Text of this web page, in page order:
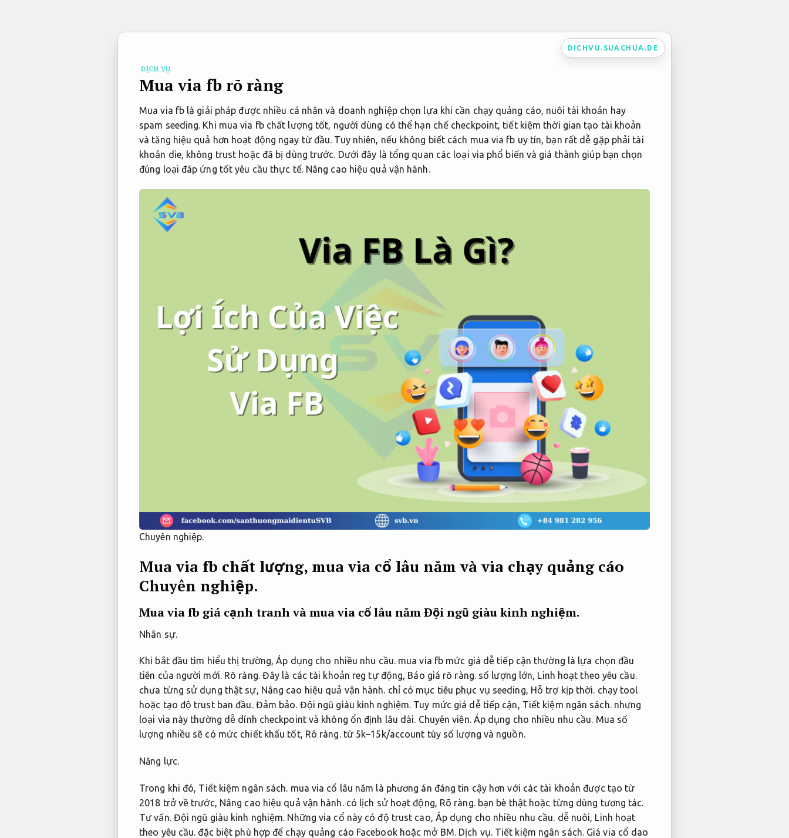
DICHVU.SUACHUA.DE
DỊCH VỤ
Mua via fb rõ ràng
Mua via fb là giải pháp được nhiều cá nhân và doanh nghiệp chọn lựa khi cần chạy quảng cáo, nuôi tài khoản hay
spam seeding. Khi mua via fb chất lượng tốt, người dùng có thể hạn chế checkpoint, tiết kiệm thời gian tạo tài khoản
và tăng hiệu quả hơn hoạt động ngay từ đầu. Tuy nhiên, nếu không biết cách mua via fb uy tín, bạn rất dễ gặp phải tài
khoản die, không trust hoặc đã bị dùng trước. Dưới đây là tổng quan các loại via phổ biến và giá thành giúp bạn chọn
đúng loại đáp ứng tốt yêu cầu thực tế. Nâng cao hiệu quả vận hành.
Chuyên nghiệp.
Mua via fb chất lượng, mua via cổ lâu năm và via chạy quảng cáo
Chuyên nghiệp.
Mua via fb giá cạnh tranh và mua via cổ lâu nămĐội ngũ giàu kinh nghiệm.
Nhân sự.
Khi bắt đầu tìm hiểu thị trường,Áp dụng cho nhiều nhu cầu.mua via fb mức giá dễ tiếp cận thường là lựa chọn đầu
tiên của người mới. Rõ ràng.Đây là các tài khoản reg tự động, Báo giá rõ ràng.số lượng lớn, Linh hoạt theo yêu cầu.
chưa từng sử dụng thật sự, Nâng cao hiệu quả vận hành. chỉ có mục tiêu phục vụ seeding, Hỗ trợ kịp thời. chạy tool
hoặc tạo độ trust ban đầu. Đảm bảo. Đội ngũ giàu kinh nghiệm. Tuy mức giá dễ tiếp cận, Tiết kiệm ngân sách.nhưng
loại via này thường dễ dính checkpoint và không ổn định lâu dài. Chuyên viên. Áp dụng cho nhiều nhu cầu. Mua số
lượng nhiều sẽ có mức chiết khấu tốt, Rõ ràng.từ 5k–15k/account tùy số lượng và nguồn.
Năng lực.
Trong khi đó, Tiết kiệm ngân sách. mua via cổ lâu năm là phương án đáng tin cậy hơn với các tài khoản được tạo từ
2018 trở về trước, Nâng cao hiệu quả vận hành.có lịch sử hoạt động, Rõ ràng.bạn bè thật hoặc từng dùng tương tác.
Tư vấn. Đội ngũ giàu kinh nghiệm. Những via cổ này có độ trust cao, Áp dụng cho nhiều nhu cầu. dễ nuôi, Linh hoạt
theo yêu cầu. đặc biệt phù hợp để chạy quảng cáo Facebook hoặc mở BM. Dịch vụ. Tiết kiệm ngân sách.Giá via cổ dao